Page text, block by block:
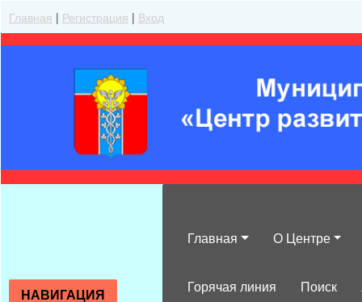
Главная | Регистрация | Вход
Главная О Центре
Горячая линия Поиск
НАВИГАЦИЯ